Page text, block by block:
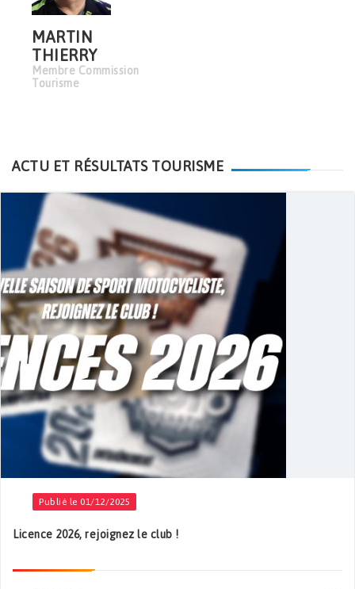
MARTIN
THIERRY
Membre Commission
Tourisme
ACTU ET RÉSULTATS TOURISME
Publié le 01/12/2025
Licence 2026, rejoignez le club !